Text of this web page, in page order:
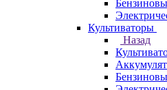
Культиваторы
Назад